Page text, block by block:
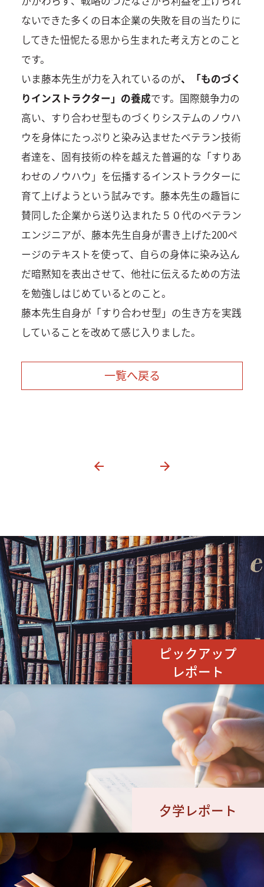
ないできた多くの日本企業の失敗を目の当たりに
してきた忸怩たる思から生まれた考え方とのこと
です。
いま藤本先生が力を入れているのが、「ものづく
りインストラクター」の養成です。国際競争力の
高い、すり合わせ型ものづくりシステムのノウハ
ウを身体にたっぷりと染み込ませたベテラン技術
者達を、固有技術の枠を越えた普遍的な「すりあ
わせのノウハウ」を伝播するインストラクターに
育て上げようという試みです。藤本先生の趣旨に
賛同した企業から送り込まれた５０代のベテラン
エンジニアが、藤本先生自身が書き上げた200ペ
ージのテキストを使って、自らの身体に染み込ん
だ暗黙知を表出させて、他社に伝えるための方法
を勉強しはじめているとのこと。
藤本先生自身が「すり合わせ型」の生き方を実践
していることを改めて感じ入りました。
一覧へ戻る
ピックアップ
レポート
夕学レポート